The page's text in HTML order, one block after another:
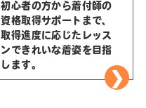
初心者の方から着付師の
資格取得サポートまで、
取得進度に応じたレッス
ンできれいな着姿を目指
します。